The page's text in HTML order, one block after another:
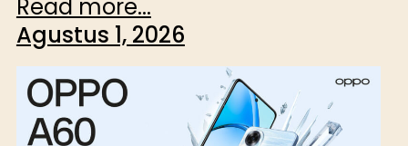
Read more...
Agustus 1, 2026